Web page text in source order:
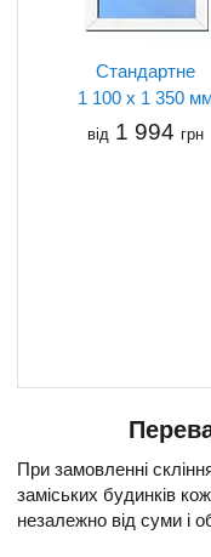
Стандартне
1 100 x 1 350
від1 994 грн
При замовленні
заміських будинків
незалежно від суми і